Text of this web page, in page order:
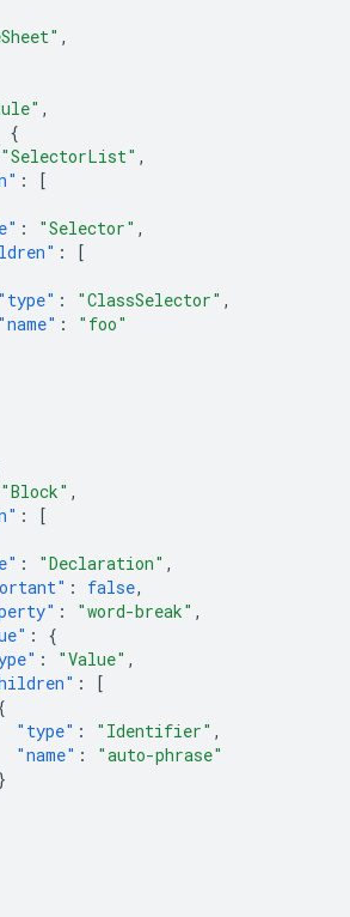
,
,
{
"SelectorList" ,
:
[
: "Selector" ,
:
[
"type" : "ClassSelector" ,
"name" :
"foo"
"Block" ,
:
[
: "Declaration" ,
: false,
: "word-break" ,
:
{
: "Value" ,
:
[
"type" : "Identifier" ,
"name" :
"auto-phrase"
}